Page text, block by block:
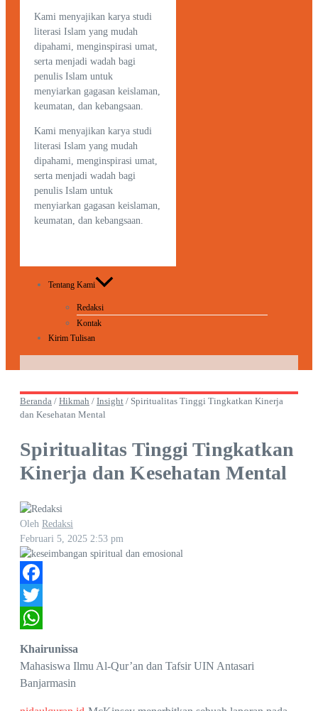
Kami menyajikan karya studi
literasi Islam yang mudah
dipahami, menginspirasi umat,
serta menjadi wadah bagi
penulis Islam untuk
menyiarkan gagasan keislaman,
keumatan, dan kebangsaan.
Kami menyajikan karya studi
literasi Islam yang mudah
dipahami, menginspirasi umat,
serta menjadi wadah bagi
penulis Islam untuk
menyiarkan gagasan keislaman,
keumatan, dan kebangsaan.
Tentang Kami
Redaksi
Kontak
Kirim Tulisan
Beranda / Hikmah / Insight / Spiritualitas Tinggi Tingkatkan Kinerja
dan Kesehatan Mental
Spiritualitas Tinggi Tingkatkan
Kinerja dan Kesehatan Mental
Oleh Redaksi
Februari 5, 2025 2:53 pm
Facebook
Twitter
Khairunissa
Mahasiswa Ilmu Al-Qur’an dan Tafsir UIN Antasari
Banjarmasin